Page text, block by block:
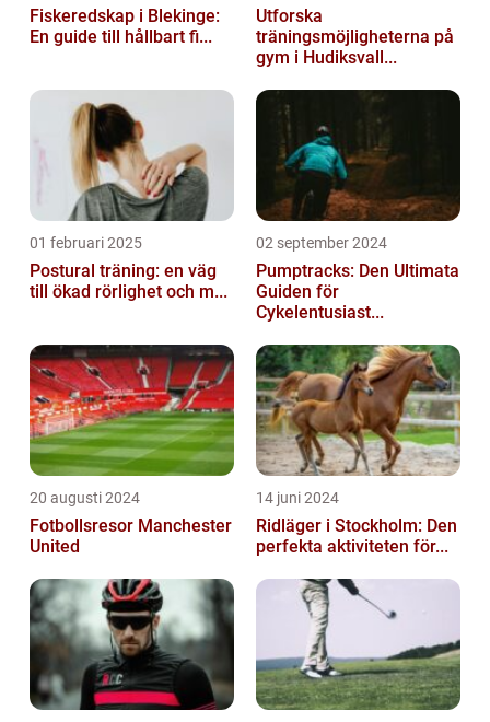
Fiskeredskap i Blekinge:
En guide till hållbart fi...
Utforska
träningsmöjligheterna på
gym i Hudiksvall...
01 februari 2025
Postural träning: en väg
till ökad rörlighet och m...
02 september 2024
Pumptracks: Den Ultimata
Guiden för
Cykelentusiast...
20 augusti 2024
Fotbollsresor Manchester
United
14 juni 2024
Ridläger i Stockholm: Den
perfekta aktiviteten för...